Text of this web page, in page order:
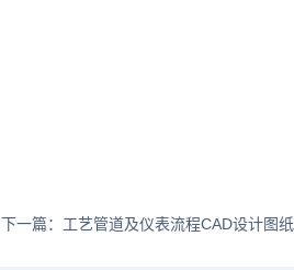
下一篇：工艺管道及仪表流程CAD设计图纸